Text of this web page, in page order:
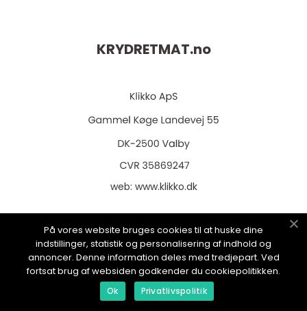
KRYDRETMAT.no
web: www.klikko.dk
Menu
Reklame
På vores website bruges cookies til at huske dine
indstillinger, statistik og personalisering af indhold og
annoncer. Denne information deles med tredjepart. Ved
fortsat brug af websiden godkender du cookiepolitikken.
Ok Privatlivspolitik